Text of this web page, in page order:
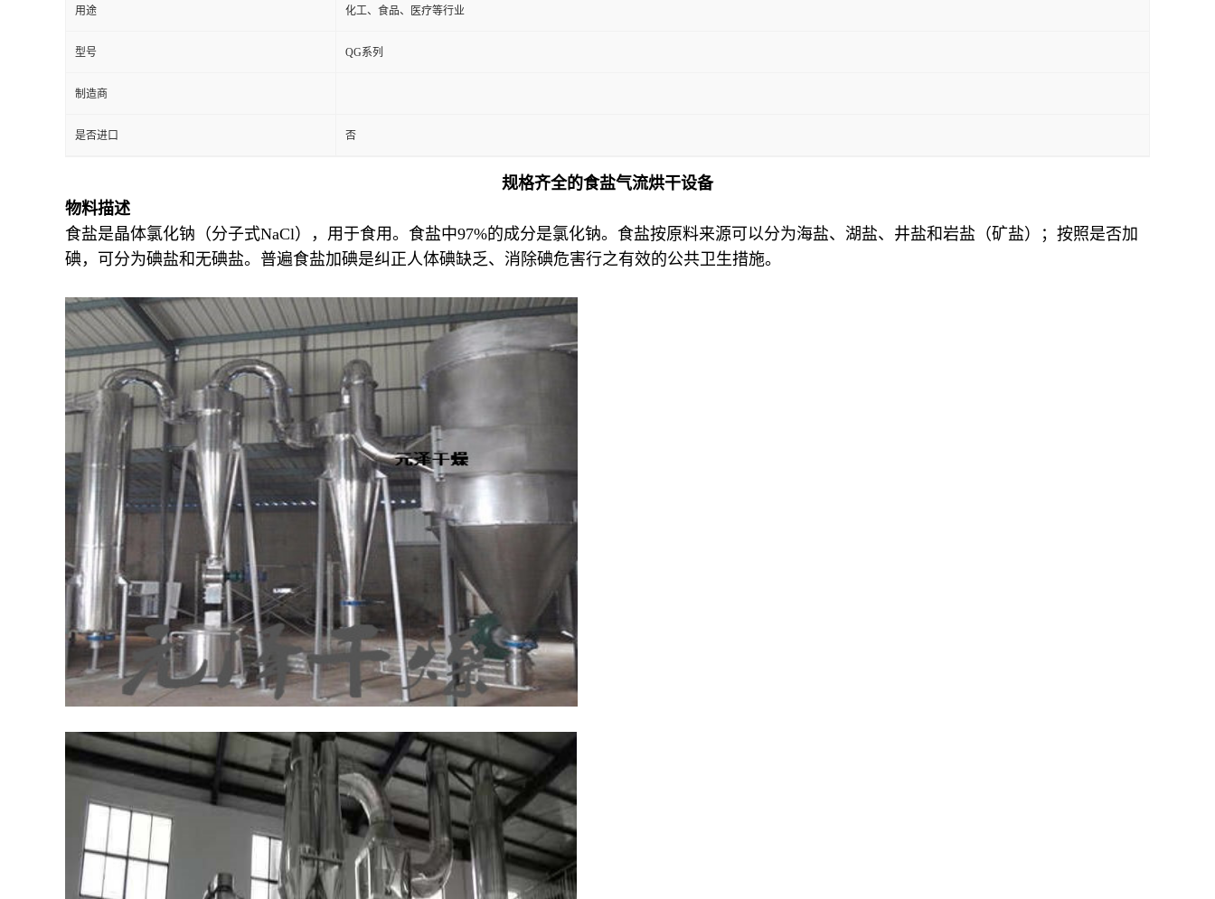
用途 化工、食品、医疗等行业
型号 QG系列
制造商
是否进口 否
规格齐全的食盐气流烘干设备
物料描述
食盐是晶体氯化钠（分子式NaCl），用于食用。食盐中97%的成分是氯化钠。食盐按原料来源可以分为海盐、湖盐、井盐和岩盐（矿盐）；按照是否加
碘，可分为碘盐和无碘盐。普遍食盐加碘是纠正人体碘缺乏、消除碘危害行之有效的公共卫生措施。